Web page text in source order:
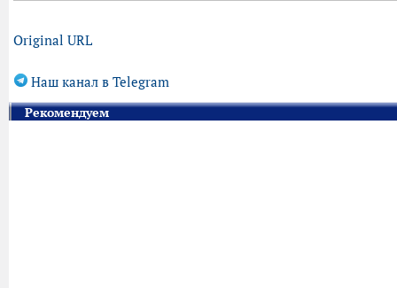
Original URL
Наш канал в Telegram
Рекомендуем